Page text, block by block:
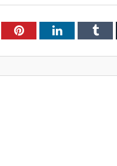
PinterestLinkedIn